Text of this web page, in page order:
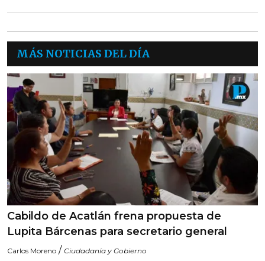
MÁS NOTICIAS DEL DÍA
Cabildo de Acatlán frena propuesta de
Lupita Bárcenas para secretario general
Carlos Moreno / Ciudadanía y Gobierno